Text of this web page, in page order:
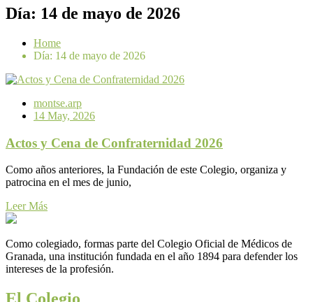
Día: 14 de mayo de 2026
Home
Día: 14 de mayo de 2026
montse.arp
14 May, 2026
Actos y Cena de Confraternidad 2026
Como años anteriores, la Fundación de este Colegio, organiza y
patrocina en el mes de junio,
Leer Más
Como colegiado, formas parte del Colegio Oficial de Médicos de
Granada, una institución fundada en el año 1894 para defender los
intereses de la profesión.